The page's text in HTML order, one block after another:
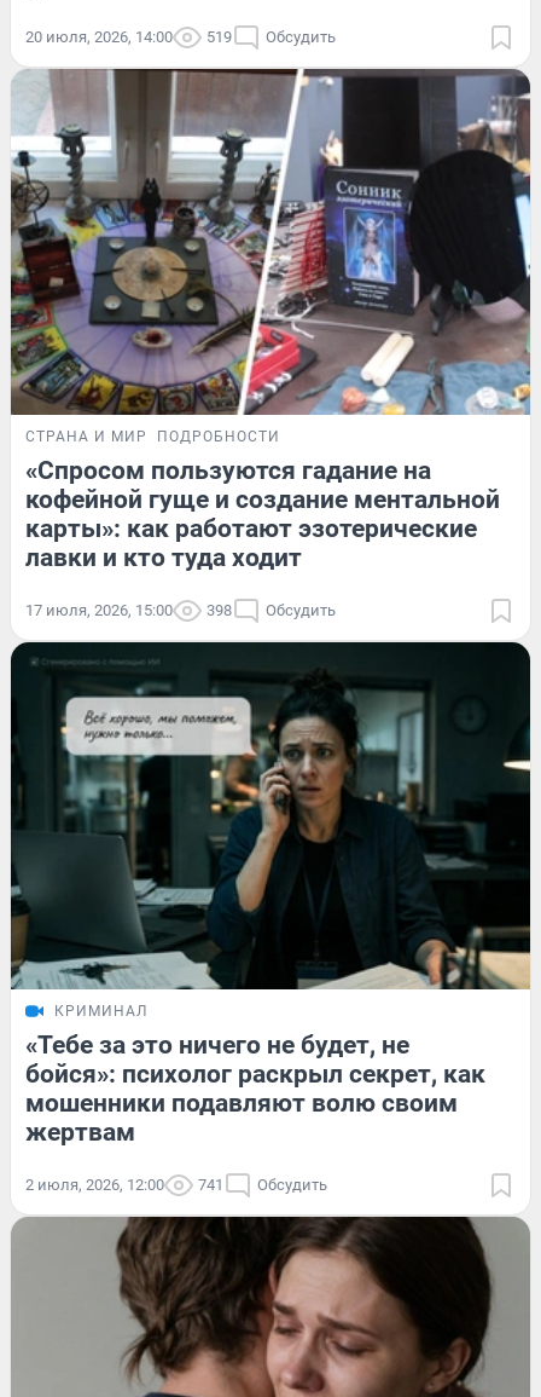
20 июля, 2026, 14:00 519 Обсудить
СТРАНА И МИР ПОДРОБНОСТИ
«Спросом пользуются гадание на
кофейной гуще и создание ментальной
карты»: как работают эзотерические
лавки и кто туда ходит
17 июля, 2026, 15:00 398 Обсудить
КРИМИНАЛ
«Тебе за это ничего не будет, не
бойся»: психолог раскрыл секрет, как
мошенники подавляют волю своим
жертвам
2 июля, 2026, 12:00 741 Обсудить